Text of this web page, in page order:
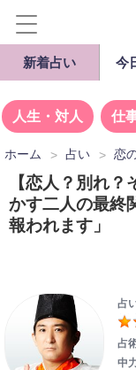
新着占い 今
人生・対人 仕
ホーム 占い 恋
【恋人？別れ
かす二人の最終
報われます」
占
占
中